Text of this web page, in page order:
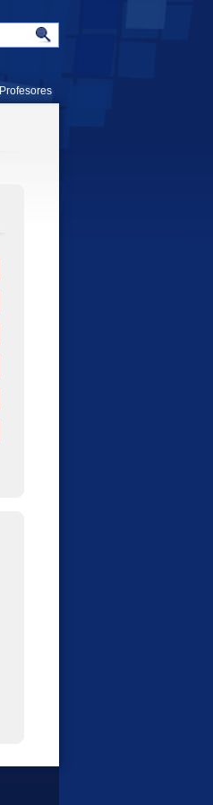
Profesores